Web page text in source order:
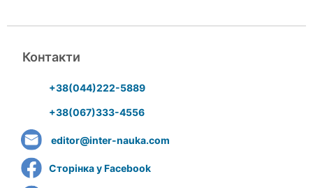
Контакти
+38(044)222-5889
+38(067)333-4556
editor@inter-nauka.com
Сторінка у Facebook